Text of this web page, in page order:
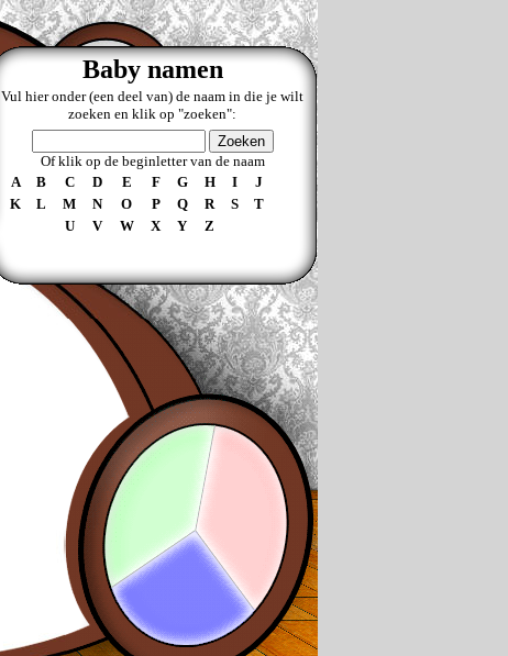
Baby namen
Vul hier onder (een deel van) de naam in die je wilt
zoeken en klik op "zoeken":
Of klik op de beginletter van de naam
A
B C D E F G H I
J
K
L M N O P Q R S
T
U
V W X Y Z